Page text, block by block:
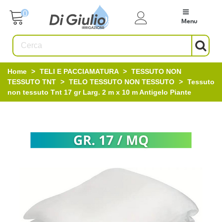
0
Menu
Home > TELI E PACCIAMATURA > TESSUTO NON
TESSUTO TNT > TELO TESSUTO NON TESSUTO > Tessuto
non tessuto Tnt 17 gr Larg. 2 m x 10 m Antigelo Piante